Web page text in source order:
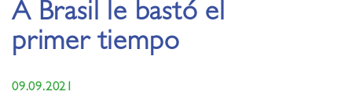
A Brasil le bastó el
primer tiempo
09.09.2021